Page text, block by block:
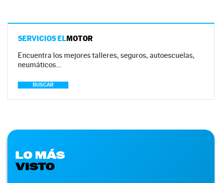
SERVICIOS ELMOTOR
Encuentra los mejores talleres, seguros, autoescuelas,
neumáticos…
BUSCAR
LO MÁS
VISTO